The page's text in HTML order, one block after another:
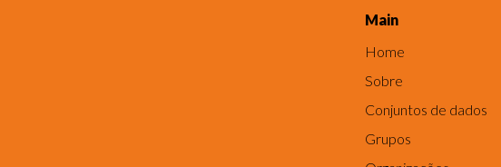
Main
Home
Sobre
Conjuntos de dados
Grupos